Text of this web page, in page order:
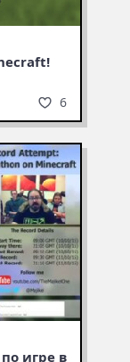
6
игре в